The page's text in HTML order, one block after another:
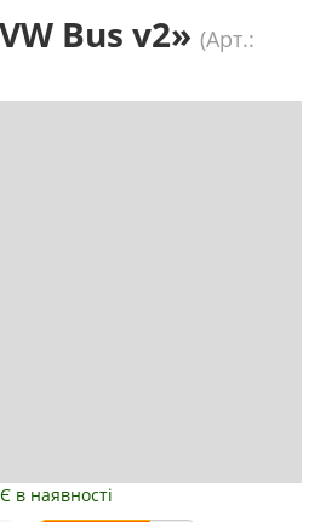
Bus v2» (Арт.:
Є в наявності